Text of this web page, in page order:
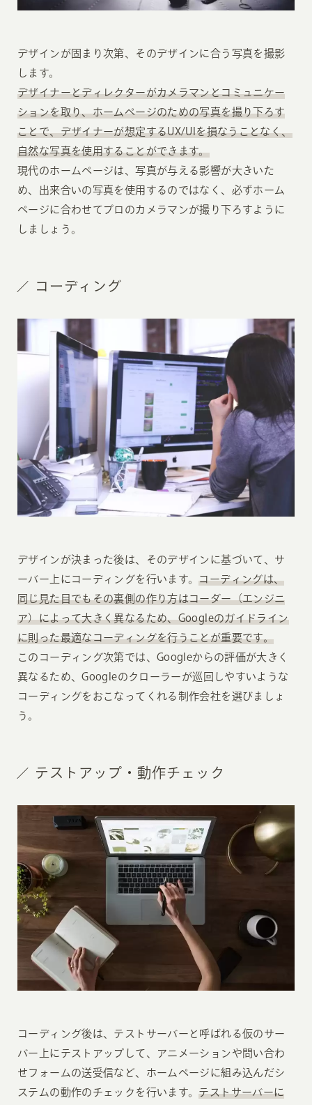
デザインが固まり次第、そのデザインに合う写真を撮影
します。
デザイナーとディレクターがカメラマンとコミュニケー
ションを取り、ホームページのための写真を撮り下ろす
ことで、デザイナーが想定するUX/UIを損なうことなく、
自然な写真を使用することができます。
現代のホームページは、写真が与える影響が大きいた
め、出来合いの写真を使用するのではなく、必ずホーム
ページに合わせてプロのカメラマンが撮り下ろすように
しましょう。
コーディング
デザインが決まった後は、そのデザインに基づいて、サ
ーバー上にコーディングを行います。コーディングは、
同じ見た目でもその裏側の作り方はコーダー（エンジニ
ア）によって大きく異なるため、Googleのガイドライン
に則った最適なコーディングを行うことが重要です。
このコーディング次第では、Googleからの評価が大きく
異なるため、Googleのクローラーが巡回しやすいような
コーディングをおこなってくれる制作会社を選びましょ
う。
テストアップ・動作チェック
コーディング後は、テストサーバーと呼ばれる仮のサー
バー上にテストアップして、アニメーションや問い合わ
せフォームの送受信など、ホームページに組み込んだシ
ステムの動作のチェックを行います。テストサーバーに